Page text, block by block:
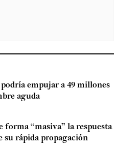
empujar a 49 millones
aguda
forma “masiva” la respuesta
su rápida propagación